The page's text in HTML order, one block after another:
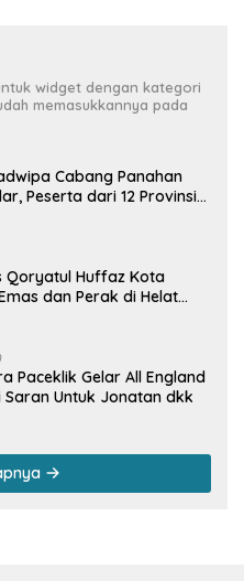
widget dengan kategori
memasukkannya pada
Cabang Panahan
Peserta dari 12 Provinsi
Qoryatul Huffaz Kota
dan Perak di Helat
Paceklik Gelar All England
Saran Untuk Jonatan dkk